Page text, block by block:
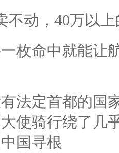
不动，40万以
枚命中就能让
法定首都的国
使骑行绕了几
国寻根